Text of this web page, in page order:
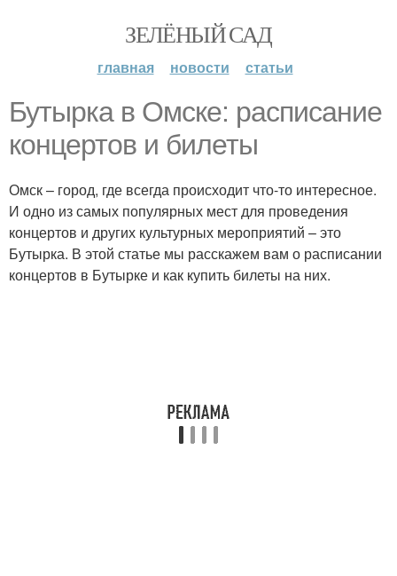
ЗЕЛЁНЫЙ САД
главная новости статьи
Бутырка в Омске: расписание
концертов и билеты
Омск – город, где всегда происходит что-то интересное.
И одно из самых популярных мест для проведения
концертов и других культурных мероприятий – это
Бутырка. В этой статье мы расскажем вам о расписании
концертов в Бутырке и как купить билеты на них.